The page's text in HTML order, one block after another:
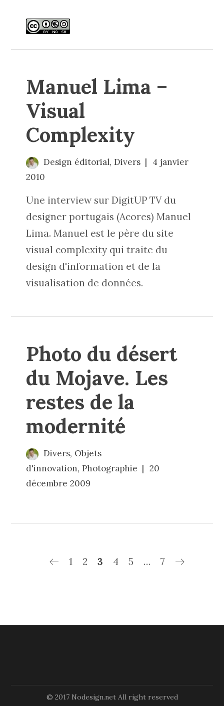
Manuel Lima –
Visual
Complexity
Design éditorial, Divers
4 janvier
2010
Une interview sur DigitUP TV du
designer portugais (Acores) Manuel
Lima. Manuel est le père du site
visual complexity qui traite du
design d'information et de la
visualisation de données.
Photo du désert
du Mojave. Les
restes de la
modernité
Divers, Objets
d'innovation,Photographie
20
décembre 2009
1 2 3 4 5 … 7
© 2017 Nodesign.net All right reserved